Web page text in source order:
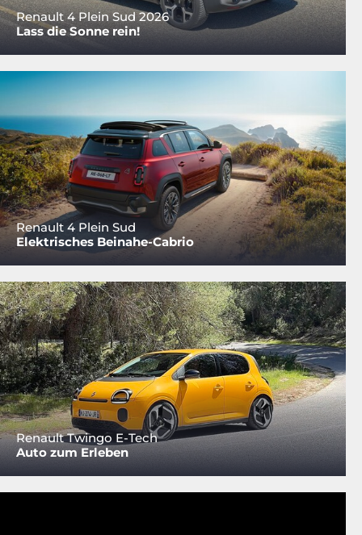
Renault 4 Plein Sud 2026
Lass die Sonne rein!
Renault 4 Plein Sud
Elektrisches Beinahe-Cabrio
Renault Twingo E-Tech
Auto zum Erleben